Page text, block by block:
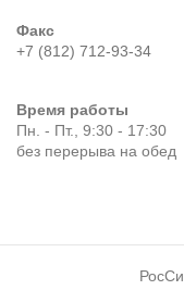
Факс
+7 (812) 712-93-34
Время работы
Пн. - Пт., 9:30 - 17:30
без перерыва на обед